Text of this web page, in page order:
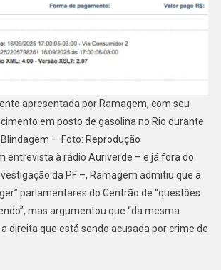
apresentada por Ramagem, com seu
em posto de gasolina no Rio durante
— Foto: Reprodução
entrevista à rádio Auriverde – e já fora do
da PF –, Ramagem admitiu que a
parlamentares do Centrão de “questões
mas argumentou que “da mesma
direita que está sendo acusada por crime de